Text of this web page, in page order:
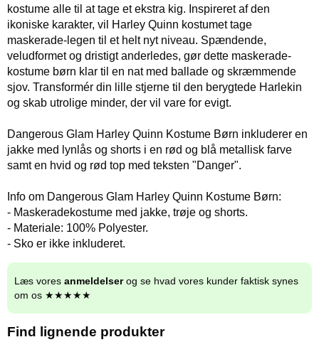
kostume alle til at tage et ekstra kig. Inspireret af den
ikoniske karakter, vil Harley Quinn kostumet tage
maskerade-legen til et helt nyt niveau. Spændende,
veludformet og dristigt anderledes, gør dette maskerade-
kostume børn klar til en nat med ballade og skræmmende
sjov. Transformér din lille stjerne til den berygtede Harlekin
og skab utrolige minder, der vil vare for evigt.
Dangerous Glam Harley Quinn Kostume Børn inkluderer en
jakke med lynlås og shorts i en rød og blå metallisk farve
samt en hvid og rød top med teksten "Danger".
Info om Dangerous Glam Harley Quinn Kostume Børn:
- Maskeradekostume med jakke, trøje og shorts.
- Materiale: 100% Polyester.
- Sko er ikke inkluderet.
Læs vores anmeldelserog se hvad vores kunder faktisk synes
om os ★★★★★
Find lignende produkter